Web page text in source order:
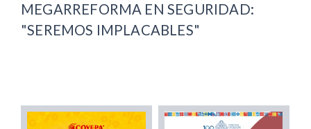
MEGARREFORMA EN SEGURIDAD:
"SEREMOS IMPLACABLES"